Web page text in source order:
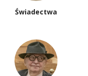
Świadectwa